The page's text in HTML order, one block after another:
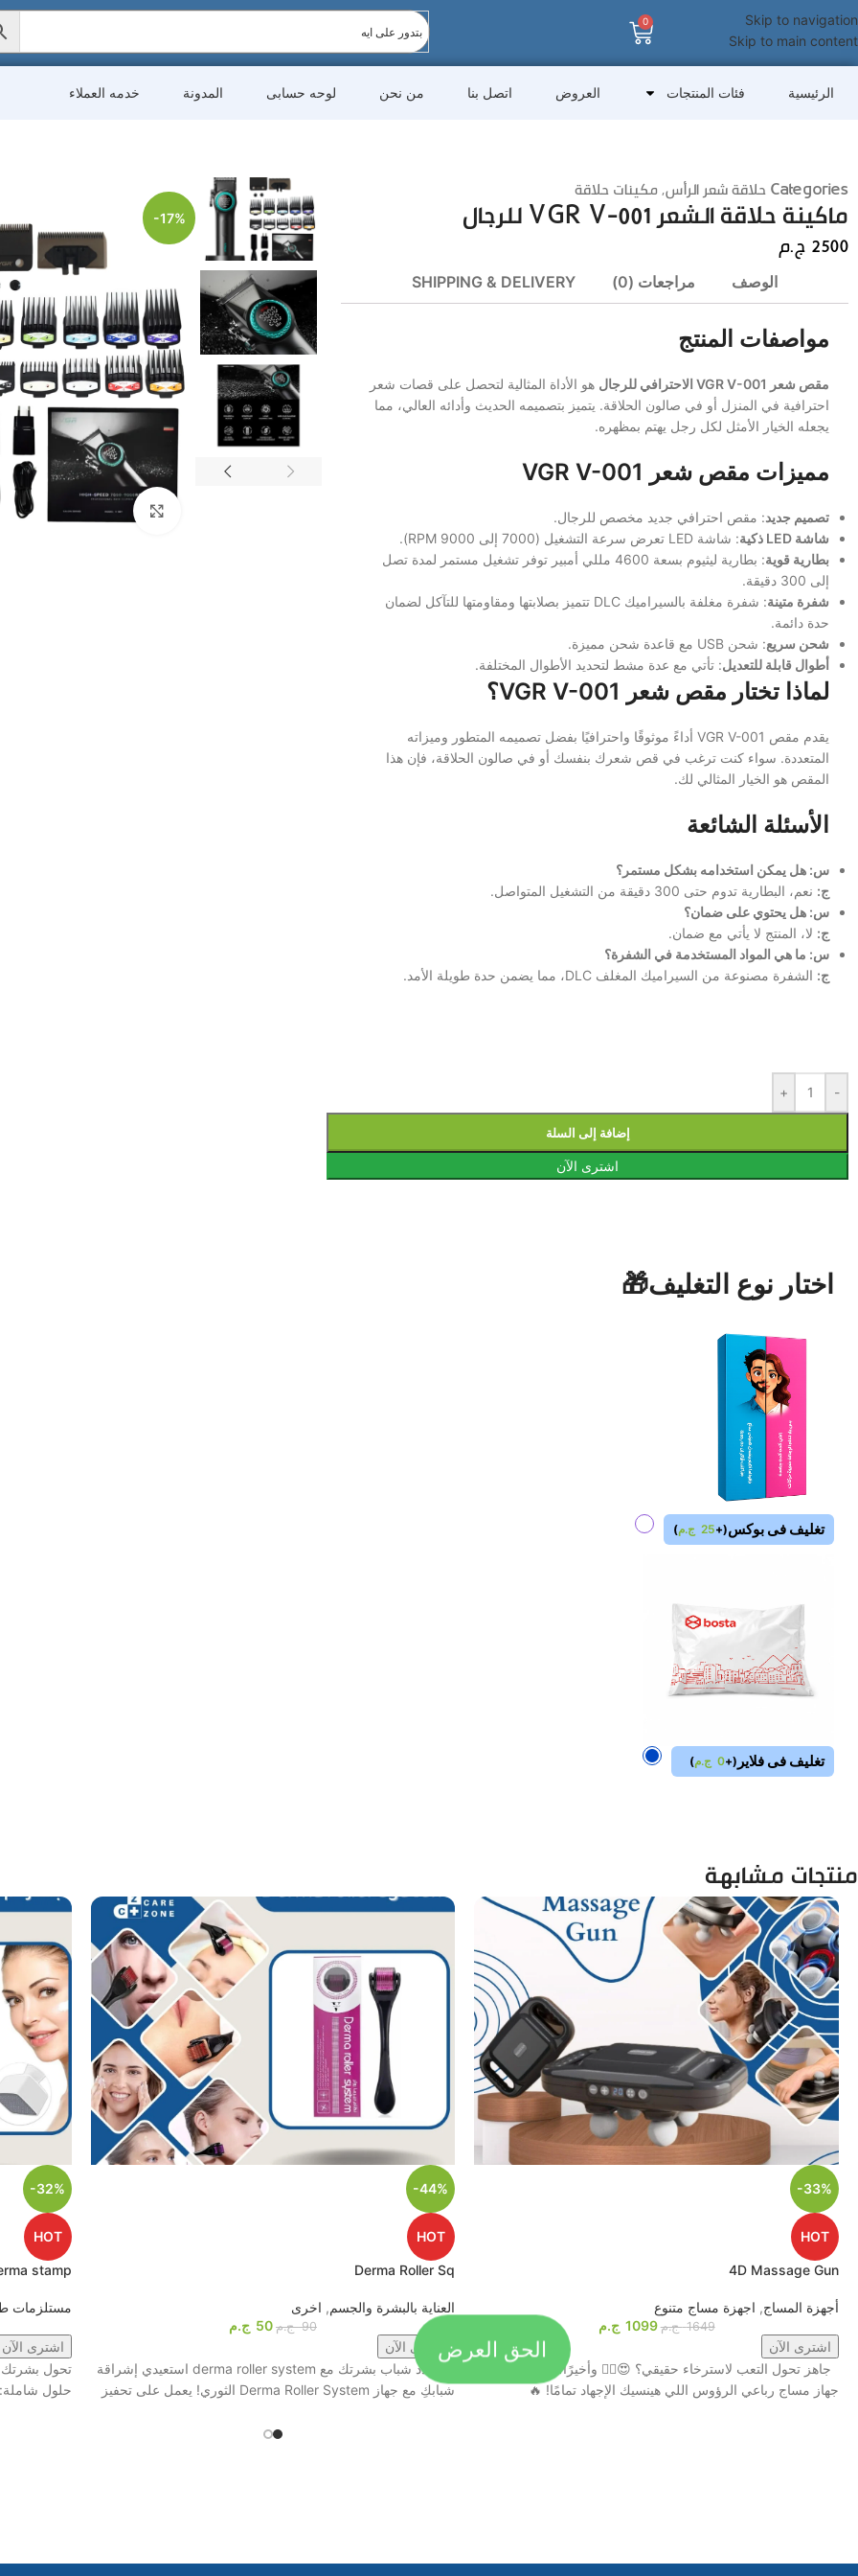
Skip to navigation
Skip to main content
0
الرئيسية فئات المنتجات العروض اتصل بنا من نحن لوحه حسابى المدونة خدمه العملاء
Categoriesحلاقة شعر الرأس,مكينات حلاقة
ماكينة حلاقة الشعر VGR V-001 للرجال
2500ج.م
الوصف مراجعات (0) SHIPPING & DELIVERY
مواصفات المنتج
مقص شعر VGR V-001 الاحترافي للرجال
هو الأداة المثالية لتحصل على قصات شعر
احترافية في المنزل أو في صالون الحلاقة. يتميز بتصميمه الحديث وأدائه العالي، مما
يجعله الخيار الأمثل لكل رجل يهتم بمظهره.
مميزات مقص شعر VGR V-001
تصميم جديد: مقص احترافي جديد مخصص للرجال.
شاشة LED ذكية
: شاشة LED تعرض سرعة التشغيل (7000 إلى 9000 RPM).
بطارية قوية
: بطارية ليثيوم بسعة 4600 مللي أمبير توفر تشغيل مستمر لمدة تصل
إلى 300 دقيقة.
شفرة متينة
: شفرة مغلفة بالسيراميك DLC تتميز بصلابتها ومقاومتها للتآكل لضمان
حدة دائمة.
شحن سريع: شحن USB مع قاعدة شحن مميزة.
أطوال قابلة للتعديل: تأتي مع عدة مشط لتحديد الأطوال المختلفة.
لماذا تختار مقص شعر VGR V-001؟
يقدم مقص VGR V-001 أداءً موثوقًا واحترافيًا بفضل تصميمه المتطور وميزاته
المتعددة. سواء كنت ترغب في قص شعرك بنفسك أو في صالون الحلاقة، فإن هذا
المقص هو الخيار المثالي لك.
الأسئلة الشائعة
س: هل يمكن استخدامه بشكل مستمر؟
ج: نعم، البطارية تدوم حتى 300 دقيقة من التشغيل المتواصل.
س: هل يحتوي على ضمان؟
ج: لا، المنتج لا يأتي مع ضمان.
س: ما هي المواد المستخدمة في الشفرة؟
ج: الشفرة مصنوعة من السيراميك المغلف DLC، مما يضمن حدة طويلة الأمد.
-17%
Click to enlarge
-
+
إضافة إلى السلة
اشترى الآن
اختار نوع التغليف🎁
تغليف فى بوكس(
+
25 ج.م)
تغليف فى فلاير (
+
0 ج.م)
منتجات مشابهة
-33%
HOT
4D Massage Gun
أجهزة المساج, اجهزة مساج متنوع
1649 ج.م 1099 ج.م
اشترى الآن
جاهز تحول التعب لاسترخاء حقيقي؟ 😍💆‍♂️ وأخيرًا، وصل أقوى
جهاز مساج رباعي الرؤوس اللي هينسيك الإجهاد تمامًا! 🔥
-44%
HOT
Derma Roller Sq
العناية بالبشرة والجسم, اخرى
90 ج.م 50 ج.م
اشترى الآن
1️⃣ جدد شباب بشرتك مع derma roller system استعيدي إشراقة
شبابكِ مع جهاز Derma Roller System الثوري! يعمل على تحفيز
-32%
HOT
stamp
مستلزمات
اشترى الآن
تحول بشرتك
حلول
الحق العرض